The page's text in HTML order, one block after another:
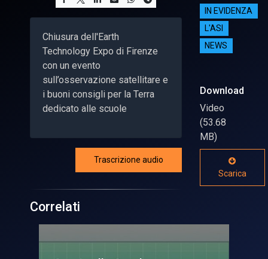
Chiusura dell'Earth
Technology Expo di Firenze
con un evento
sull’osservazione satellitare e
i buoni consigli per la Terra
dedicato alle scuole
Trascrizione audio
IN EVIDENZA
L'ASI
NEWS
Download
Video
(53.68
MB)
Scarica
Correlati